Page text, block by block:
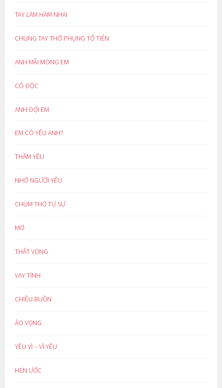
TAY LÀM HÀM NHAI
CHUNG TAY THỜ PHỤNG TỔ TIÊN
ANH MÃI MONG EM
CÔ ĐỘC
ANH ĐỢI EM
EM CÓ YÊU ANH?
THẦM YÊU
NHỚ NGƯỜI YÊU
CHÙM THƠ TỰ SỰ
MƠ
THẤT VỌNG
VAY TÌNH
CHIỀU BUỒN
ẢO VỌNG
YÊU VÌ – VÌ YÊU
HẸN ƯỚC